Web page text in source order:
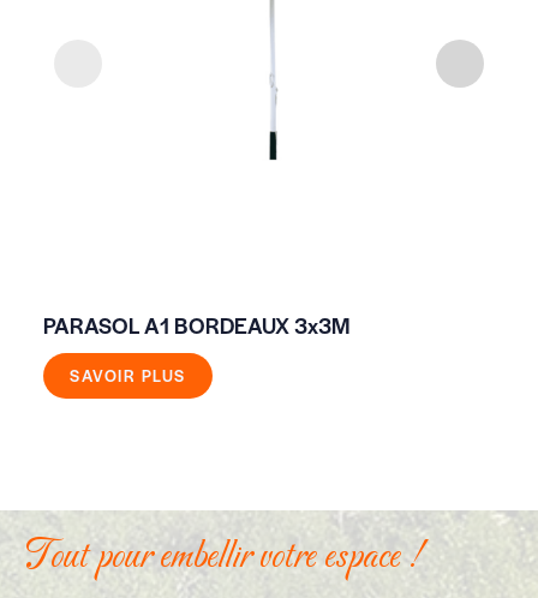
PARASOL A1 BORDEAUX 3x3M
SAVOIR PLUS
Tout pour embellir votre espace !